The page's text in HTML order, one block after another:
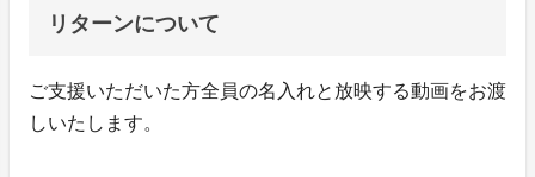
リターンについて
ご支援いただいた方全員の名入れと放映する動画をお渡
しいたします。